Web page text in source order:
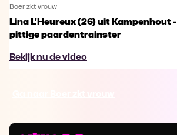
Boer zkt vrouw
Lina L'Heureux (26) uit Kampenhout -
pittige paardentrainster
Bekijk nu de video